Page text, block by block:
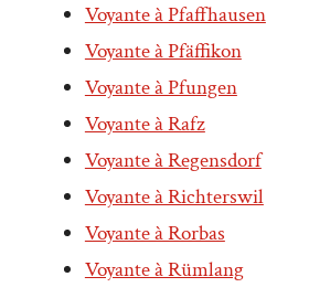
Voyante à Pfaffhausen
Voyante à Pfäffikon
Voyante à Pfungen
Voyante à Rafz
Voyante à Regensdorf
Voyante à Richterswil
Voyante à Rorbas
Voyante à Rümlang